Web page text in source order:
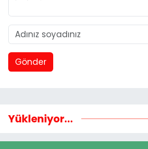
Gönder
Yükleniyor...